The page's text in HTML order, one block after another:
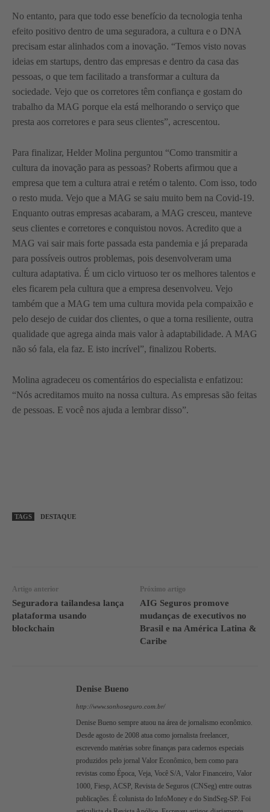
No entanto, para que todo esse benefício da tecnologia tenha
efeito positivo dentro de uma seguradora, a cultura e o DNA
precisam estar alinhados com a inovação. “Temos visto novas
ideias em startups, dentro das empresas e dentro da casa das
pessoas, o que tem facilitado a transformar a cultura da
sociedade. Vejo que os corretores têm confiança e gostam do
trabalho da MAG porque ela está melhorando o serviço que
presta aos corretores e para seus clientes”, acrescentou.
Para finalizar, Helder Molina perguntou “Como transmitir a
cultura da inovação para as pessoas? Roberts afirmou que a
empresa que tem a cultura atrai e retém o talento. Com isso, todo
o resto muda. Vejo que a MAG se saiu muito bem na Covid-19.
Enquanto outras empresas acabaram, a MAG cresceu, manteve
seus clientes e corretores e conquistou novos. Acredito que a
MAG vai sair mais forte passada esta pandemia e já preparada
para possíveis outros problemas, pois desenvolveram uma
cultura adaptativa. É um ciclo virtuoso ter os melhores talentos e
eles ficarem pela cultura que a empresa desenvolveu. Vejo
também que a MAG tem uma cultura movida pela compaixão e
pelo desejo de cuidar dos clientes, o que a torna resiliente, outra
qualidade que agrega ainda mais valor à adaptabilidade. A MAG
não só fala, ela faz. E isto incrível”, finalizou Roberts.
Molina agradeceu os comentários do especialista e enfatizou:
“Nós acreditamos muito na nossa cultura. As empresas são feitas
de pessoas. E você nos ajuda a lembrar disso”.
TAGS DESTAQUE
Artigo anterior
Seguradora tailandesa lança
plataforma usando
blockchain
Próximo artigo
AIG Seguros promove
mudanças de executivos no
Brasil e na América Latina &
Caribe
Denise Bueno
http://www.sonhoseguro.com.br/
Denise Bueno sempre atuou na área de jornalismo econômico.
Desde agosto de 2008 atua como jornalista freelancer,
escrevendo matérias sobre finanças para cadernos especiais
produzidos pelo jornal Valor Econômico, bem como para
revistas como Época, Veja, Você S/A, Valor Financeiro, Valor
1000, Fiesp, ACSP, Revista de Seguros (CNSeg) entre outras
publicações. É colunista do InfoMoney e do SindSeg-SP. Foi